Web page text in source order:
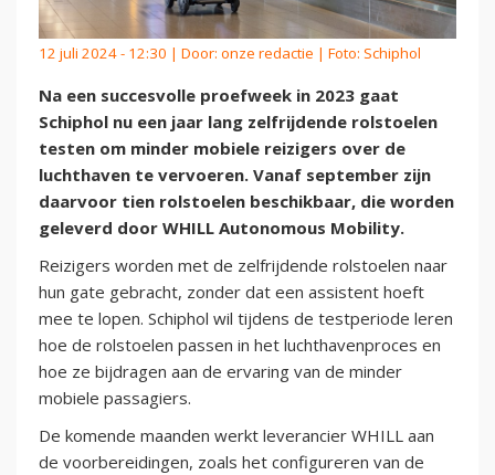
12 juli 2024 - 12:30 | Door: onze redactie | Foto: Schiphol
Na een succesvolle proefweek in 2023 gaat
Schiphol nu een jaar lang zelfrijdende rolstoelen
testen om minder mobiele reizigers over de
luchthaven te vervoeren. Vanaf september zijn
daarvoor tien rolstoelen beschikbaar, die worden
geleverd door WHILL Autonomous Mobility.
Reizigers worden met de zelfrijdende rolstoelen naar
hun gate gebracht, zonder dat een assistent hoeft
mee te lopen. Schiphol wil tijdens de testperiode leren
hoe de rolstoelen passen in het luchthavenproces en
hoe ze bijdragen aan de ervaring van de minder
mobiele passagiers.
De komende maanden werkt leverancier WHILL aan
de voorbereidingen, zoals het configureren van de